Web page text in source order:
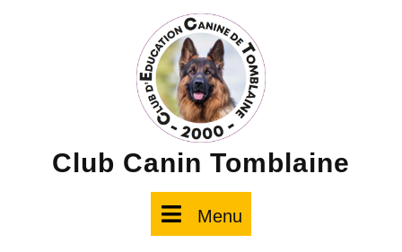
Club Canin Tomblaine
Menu